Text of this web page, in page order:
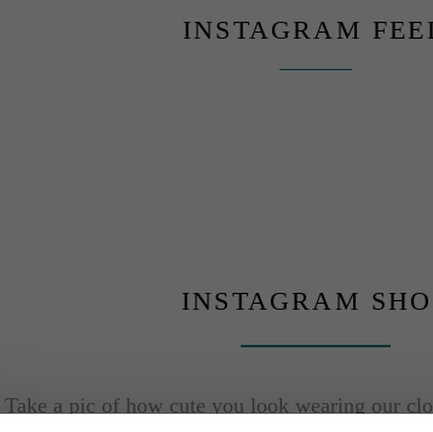
INSTAGRAM
INSTAGRAM
Take a pic of how cute you look wearing our